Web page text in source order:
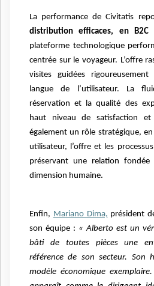
La performance de Civitatis
distribution efficaces, en
plateforme technologique
centrée sur le voyageur. L’offre
visites guidées
langue de l’utilisateur. La
réservation et la qualité des
haut niveau de satisfaction
également un rôle stratégique,
utilisateur, l’offre et les
préservant une relation
dimension humaine.
Enfin, Mariano Dima, président
son équipe : « Alberto est un
bâti de toutes pièces une
référence de son secteur. Son
modèle économique